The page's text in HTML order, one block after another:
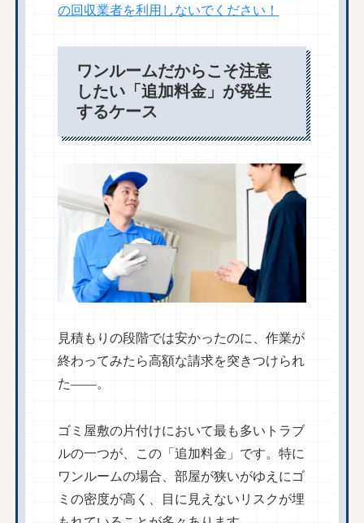
の回収業者を利用しないでください！
ワンルームだからこそ注意
したい「追加料金」が発生
するケース
見積もりの段階では安かったのに、作業が
終わってみたら高額な請求を突きつけられ
た——。
ゴミ屋敷の片付けにおいて最も多いトラブ
ルの一つが、この「追加料金」です。特に
ワンルームの場合、部屋が狭いがゆえにゴ
ミの密度が高く、目に見えないリスクが埋